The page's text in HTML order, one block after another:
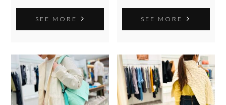
SEE MORE SEE MORE